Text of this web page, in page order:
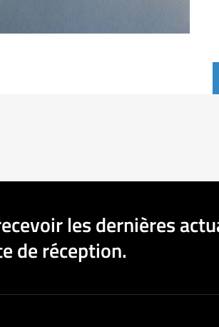
les dernières
de réception.